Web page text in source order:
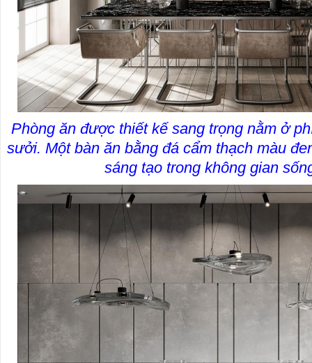
Phòng ăn được thiết kế sang trọng nằm ở
sưởi. Một bàn ăn bằng đá cẩm thạch màu
sáng tạo trong không gian